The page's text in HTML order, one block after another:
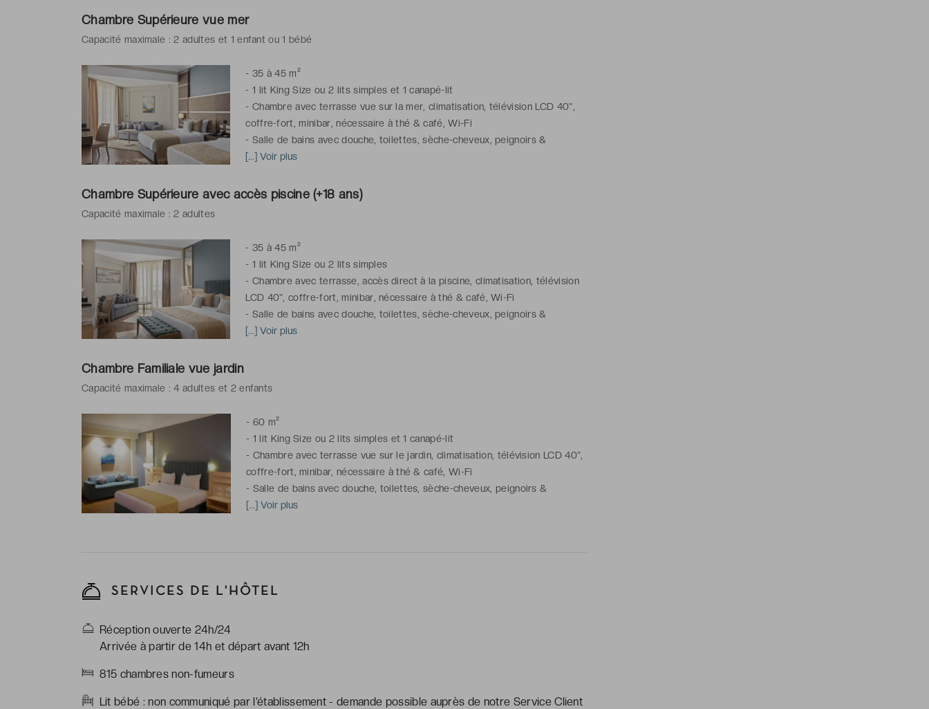
*
Chambre Supérieure vue mer
Capacité maximale : 2 adultes et 1 enfant ou 1 bébé
- 35 à 45 m²
- 1 lit King Size ou 2 lits simples et 1 canapé-lit
- Chambre avec terrasse vue sur la mer, climatisation, télévision LCD 40",
coffre-fort, minibar, nécessaire à thé & café, Wi-Fi
- Salle de bains avec douche, toilettes, sèche-cheveux, peignoirs &
chaussons, articles de toilette gratuits
*La photo est non contractuelle et correspond à la Chambre Supérieure vue
[...] Voir plus
Chambre Supérieure avec accès piscine (+18 ans)
Capacité maximale : 2 adultes
- 35 à 45 m²
- 1 lit King Size ou 2 lits simples
- Chambre avec terrasse, accès direct à la piscine, climatisation, télévision
LCD 40", coffre-fort, minibar, nécessaire à thé & café, Wi-Fi
- Salle de bains avec douche, toilettes, sèche-cheveux, peignoirs &
chaussons, articles de toilette gratuits
[...] Voir plus
Chambre Familiale vue jardin
Capacité maximale : 4 adultes et 2 enfants
- 60 m²
- 1 lit King Size ou 2 lits simples et 1 canapé-lit
- Chambre avec terrasse vue sur le jardin, climatisation, télévision LCD 40",
coffre-fort, minibar, nécessaire à thé & café, Wi-Fi
- Salle de bains avec douche, toilettes, sèche-cheveux, peignoirs &
chaussons, articles de toilette gratuits
[...] Voir plus
SERVICES DE L'HÔTEL
Réception ouverte 24h/24
Arrivée à partir de 14h et départ avant 12h
815 chambres non-fumeurs
Lit bébé : non communiqué par l’établissement - demande possible auprès de notre Service Client